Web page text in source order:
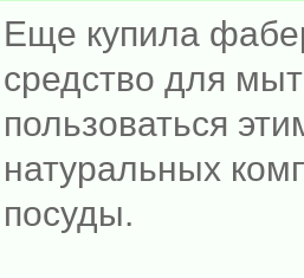
Еще купила
средство для
пользоваться
натуральных
посуды.